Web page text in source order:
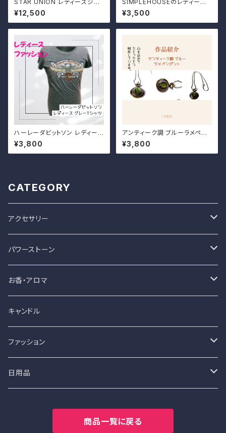
STAR UNION レディースジー
ンズ
¥12,500
SIMPLEHOUSEのレディース
ハンチング帽
¥3,500
ハーレーダビットソン レディース
用 グレーTシャツ
¥3,800
アンティーク調 ブルーラメペン
ダント
¥3,800
CATEGORY
アクセサリー
ハンドメイド
ペンダント
ブレスレット
レディーメード
バングル
ペンダント
パワーストーン
ハンドメイド
ブレスレット
ペンダント
お香・アロマ
お香
スティックタイプ
名刺香
キャンドル
ファッション
パンツスタイル
日用品
商品一覧に戻る